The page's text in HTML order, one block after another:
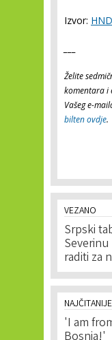
Izvor: HND
Želite
komentara i
Vašeg e-
bilten ovdje.
VEZANO
Srpski
raditi za
NAJČITANIJE
'I am